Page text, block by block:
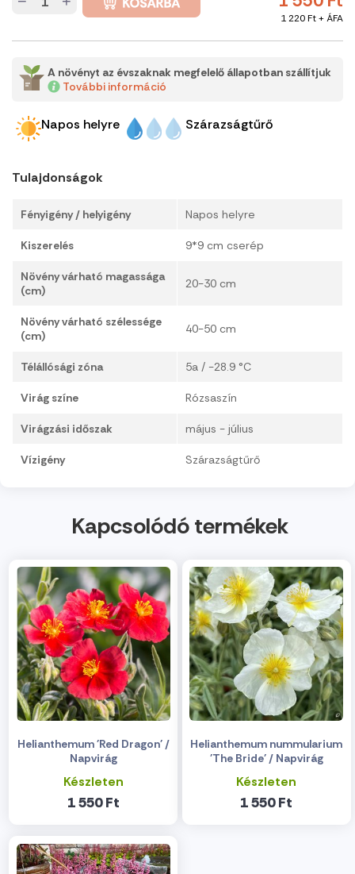
1 220 Ft + ÁFA
A növényt az évszaknak megfelelő állapotban szállítjuk
További információ
Napos helyre Szárazságtűrő
Tulajdonságok
Fényigény / helyigény Napos helyre
Kiszerelés 9*9 cm cserép
Növény várható magassága
(cm)
20-30 cm
Növény várható szélessége
(cm)
40-50 cm
Télállósági zóna 5a / -28.9 °C
Virág színe Rózsaszín
Virágzási időszak május - július
Vízigény Szárazságtűrő
Kapcsolódó termékek
Helianthemum 'Red Dragon' /
Napvirág
Készleten
1 550 Ft
Helianthemum nummularium
'The Bride' / Napvirág
Készleten
1 550 Ft